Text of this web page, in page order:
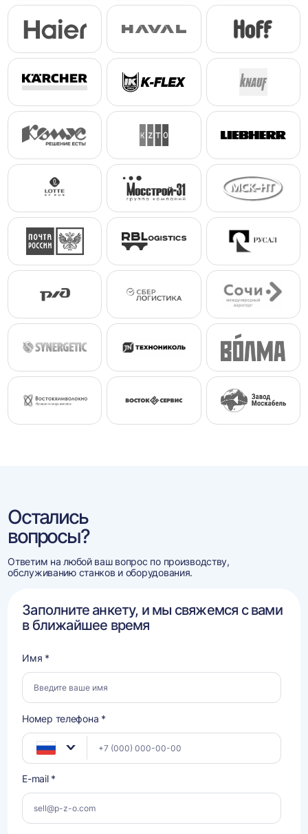
Остались
вопросы?
Ответим на любой ваш вопрос по производству,
обслуживанию станков и оборудования.
Заполните анкету, и мы свяжемся с вами
в ближайшее время
Имя *
Номер телефона *
E-mail *